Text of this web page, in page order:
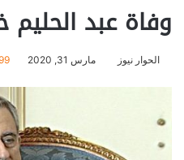
وفاة عبد
الحوار نيوز مارس 31, 2020